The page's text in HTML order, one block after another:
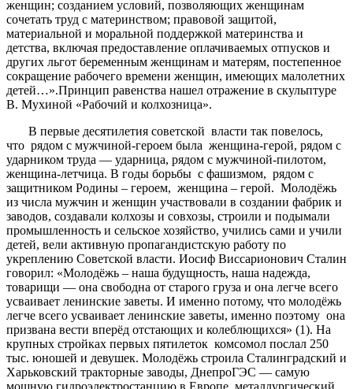
женщин; созданием условий, позволяющих женщинам
сочетать труд с материнством; правовой защитой,
материальной и моральной поддержкой материнства и
детства, включая предоставление оплачиваемых отпусков и
других льгот беременным женщинам и матерям, постепенное
сокращение рабочего времени женщин, имеющих малолетних
детей…».Принцип равенства нашел отражение в скульптуре
В. Мухиной «Рабочий и колхозница».
В первые десятилетия советской власти так повелось,
что рядом с мужчиной-героем была женщина-герой, рядом с
ударником труда — ударница, рядом с мужчиной-пилотом,
женщина-летчица. В годы борьбы с фашизмом, рядом с
защитником Родины – героем, женщина – герой. Молодёжь
из числа мужчин и женщин участвовали в создании фабрик и
заводов, создавали колхозы и совхозы, строили и подымали
промышленность и сельское хозяйство, учились сами и учили
детей, вели активную пропагандистскую работу по
укреплению Советской власти. Иосиф Виссарионович Сталин
говорил: «Молодёжь – наша будущность, наша надежда,
товарищи — она свободна от старого груза и она легче всего
усваивает ленинские заветы. И именно потому, что молодёжь
легче всего усваивает ленинские заветы, именно поэтому она
призвана вести вперёд отстающих и колеблющихся» (1). На
крупных стройках первых пятилеток комсомол послал 250
тыс. юношей и девушек. Молодёжь строила Сталинградский и
Харьковский тракторные заводы, ДнепроГЭС — самую
мощную гидроэлектростанцию в Европе, металлургический